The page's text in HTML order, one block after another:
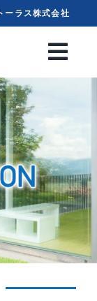
ーラス株式会社